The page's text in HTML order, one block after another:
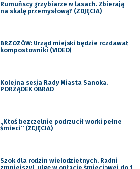
Rumuńscy grzybiarze w lasach. Zbierają
na skalę przemysłową? (ZDJĘCIA)
BRZOZÓW: Urząd miejski będzie rozdawał
kompostowniki (VIDEO)
Kolejna sesja Rady Miasta Sanoka.
PORZĄDEK OBRAD
„Ktoś bezczelnie podrzucił worki pełne
śmieci” (ZDJĘCIA)
Szok dla rodzin wielodzietnych. Radni
zmniejszyli ulgę w opłacie śmieciowej do 1